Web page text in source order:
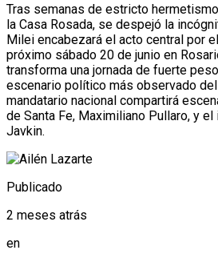
Tras semanas de estricto
la Casa Rosada, se despejó la
Milei encabezará el acto central por
próximo sábado 20 de junio en
transforma una jornada de fuerte
escenario político más observado
mandatario nacional compartirá
de Santa Fe, Maximiliano Pullaro, y
Javkin.
Publicado
2 meses atrás
en